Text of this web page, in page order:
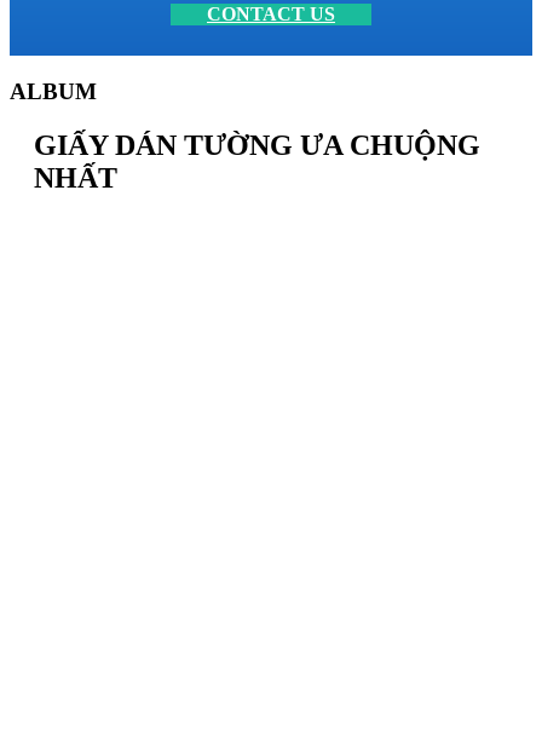
CONTACT US
ALBUM
GIẤY DÁN TƯỜNG ƯA CHUỘNG
NHẤT